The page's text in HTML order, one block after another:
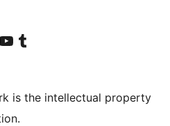
भ्रमण गर्नुहोस्
हाम्रो युट्युब च्यानलमा जानुहोस्
हाम्रो टम्बलर खाता भ्रमण गर्नुहोस्
is the intellectual property